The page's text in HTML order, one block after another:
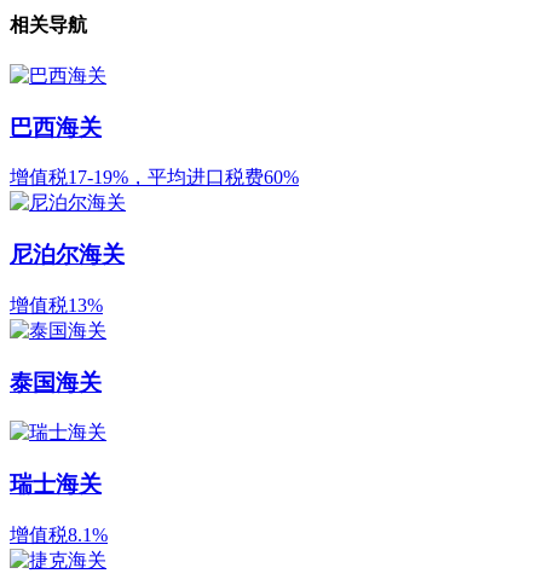
相关导航
巴西海关
增值税17-19%，平均进口税费60%
尼泊尔海关
增值税13%
泰国海关
瑞士海关
增值税8.1%